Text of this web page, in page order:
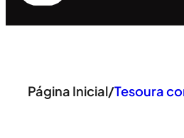
Página Inicial/Tesoura